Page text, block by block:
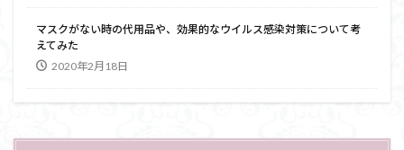
マスクがない時の代用品や、効果的なウイルス感染対策について考
えてみた
2020年2月18日